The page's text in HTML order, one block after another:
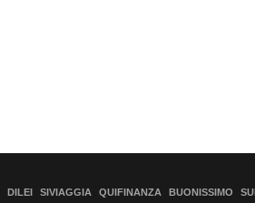
DILEI SIVIAGGIA QUIFINANZA BUONISSIMO